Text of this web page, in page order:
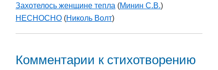
Захотелось женщине тепла (Минин С.В.)
НЕСНОСНО (Николь Волт)
Комментарии к стихотворению